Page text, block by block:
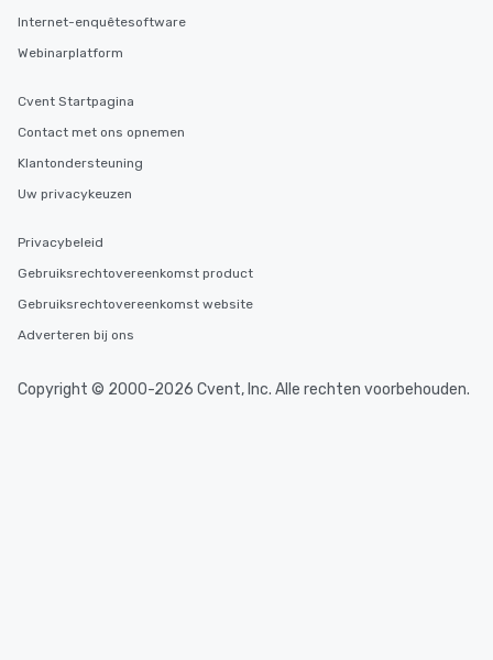
Internet-enquêtesoftware
Webinarplatform
Cvent Startpagina
Contact met ons opnemen
Klantondersteuning
Uw privacykeuzen
Privacybeleid
Gebruiksrechtovereenkomst product
Gebruiksrechtovereenkomst website
Adverteren bij ons
Copyright © 2000-2026 Cvent, Inc. Alle rechten voorbehouden.